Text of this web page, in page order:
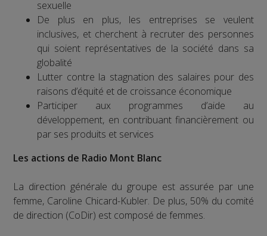
sexuelle
De plus en plus, les entreprises se veulent
inclusives, et cherchent à recruter des personnes
qui soient représentatives de la société dans sa
globalité
Lutter contre la stagnation des salaires pour des
raisons d’équité et de croissance économique
Participer aux programmes d’aide au
développement, en contribuant financièrement ou
par ses produits et services
Les actions de Radio Mont Blanc
La direction générale du groupe est assurée par une
femme, Caroline Chicard-Kubler. De plus, 50% du comité
de direction (CoDir) est composé de femmes.